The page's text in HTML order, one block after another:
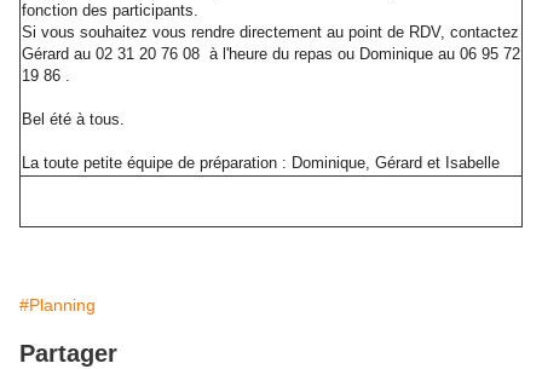
fonction des participants.
Si vous souhaitez vous rendre directement au point de RDV, contactez
Gérard au 02 31 20 76 08 à l'heure du repas ou Dominique au 06 95 72
19 86 .
Bel été à tous.
La toute petite équipe de préparation : Dominique, Gérard et Isabelle
#Planning
Partager